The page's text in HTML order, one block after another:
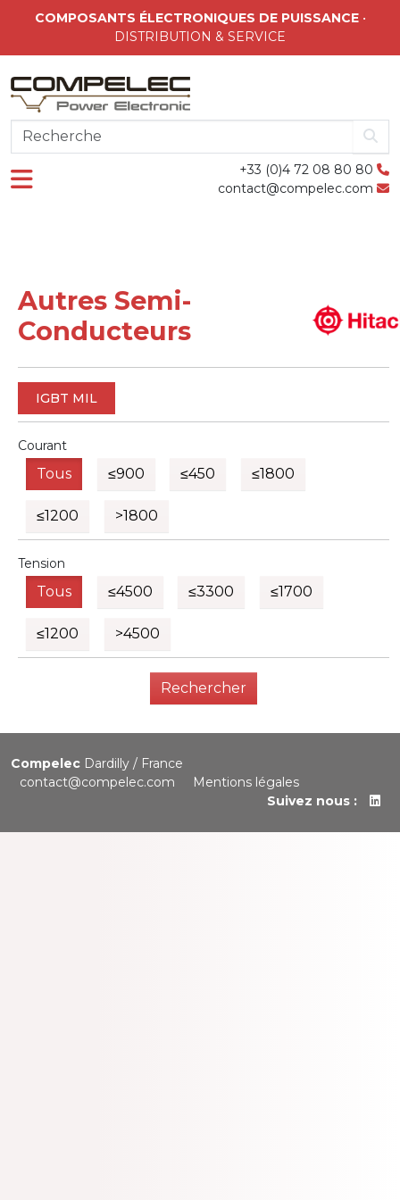
COMPOSANTS ÉLECTRONIQUES DE PUISSANCE•
DISTRIBUTION & SERVICE
+33 (0)4 72 08 80 80
contact@compelec.com
Autres Semi-
Conducteurs
IGBT MIL
Courant
Tous ≤900 ≤450 ≤1800
≤1200 >1800
Tension
Tous ≤4500 ≤3300 ≤1700
≤1200 >4500
Rechercher
Compelec Dardilly / France
contact@compelec.com
Mentions légales
Suivez nous :